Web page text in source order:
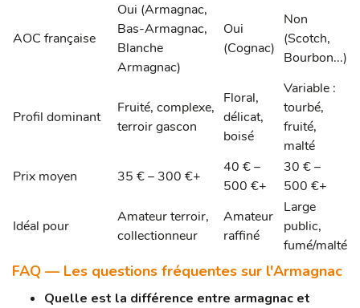
AOC française
Oui (Armagnac,
Bas-Armagnac,
Blanche
Armagnac)
Oui
(Cognac)
Non
(Scotch,
Bourbon...)
Profil dominant
Fruité, complexe,
terroir gascon
Floral,
délicat,
boisé
Variable :
tourbé,
fruité,
malté
Prix moyen
35 € – 300 €+
40 € –
500 €+
30 € –
500 €+
Idéal pour
Amateur terroir,
collectionneur
Amateur
raffiné
Large
public,
fumé/malté
FAQ — Les questions fréquentes sur l'Armagnac
Quelle est la différence entre armagnac et